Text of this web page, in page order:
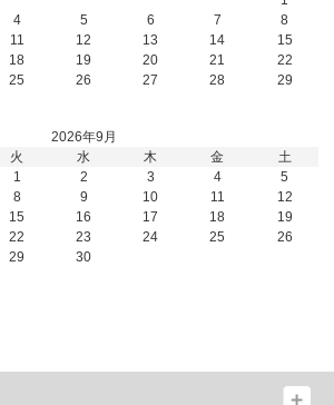
4 5 6 7
8
11 12 13 14
15
18 19 20 21
22
25 26 27 28
29
2026年9月
火 水 木 金
土
1
2 3 4
5
8 9 10 11
12
15 16 17 18
19
22 23 24 25
26
29 30